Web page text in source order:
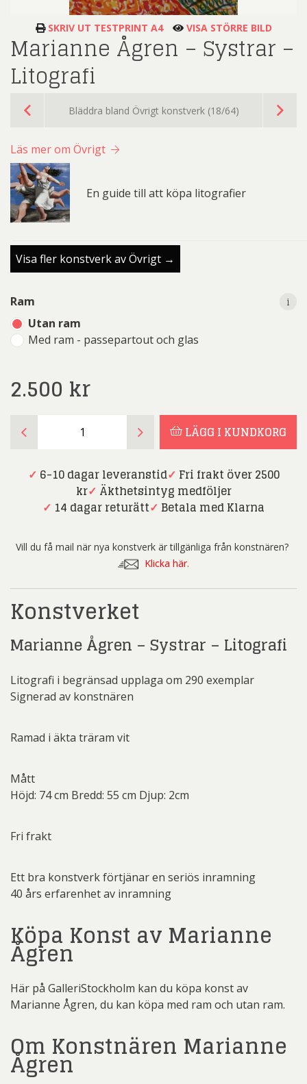
SKRIV UT TESTPRINT A4 VISA STÖRRE BILD
Marianne Ågren – Systrar –
Litografi
Bläddra bland Övrigt konstverk (18/64)
Läs mer om Övrigt
En guide till att köpa litografier
Visa fler konstverk av Övrigt →
Ram
Utan ram
Med ram - passepartout och glas
i
2.500 kr
i
Ågren
Systrar
Litografi
LÄGG I KUNDKORG
✓ 6-10 dagar leveranstid✓ Fri frakt över 2500
kr✓ Äkthetsintyg medföljer
✓ 14 dagar returätt✓ Betala med Klarna
Vill du få mail när nya konstverk är tillgänliga från konstnären?
Klicka här.
Konstverket
Marianne Ågren – Systrar – Litografi
Litografi i begränsad upplaga om 290 exemplar
Signerad av konstnären
Ramad i äkta träram vit
Mått
Höjd: 74 cm Bredd: 55 cm Djup: 2cm
Fri frakt
Ett bra konstverk förtjänar en seriös inramning
40 års erfarenhet av inramning
Köpa Konst av Marianne
Ågren
Här på GalleriStockholm kan du köpa konst av
Marianne Ågren, du kan köpa med ram och utan ram.
Om Konstnären Marianne
Ågren